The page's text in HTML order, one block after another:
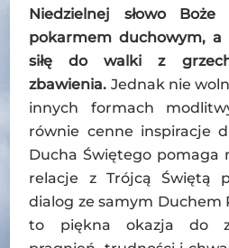
Niedzielnej słowo
pokarmem duchowym, a
siłę do walki z
zbawienia. Jednak nie
innych formach
równie cenne inspiracje
Ducha Świętego pomaga
relacje z Trójcą Świętą
dialog ze samym Duchem
to piękna okazja do